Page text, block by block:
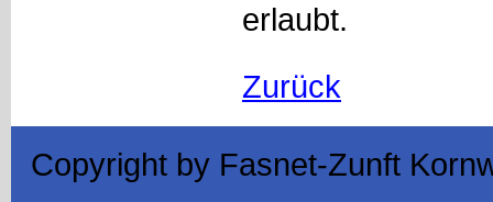
erlaubt.
Zurück
Copyright by Fasnet-Zunft